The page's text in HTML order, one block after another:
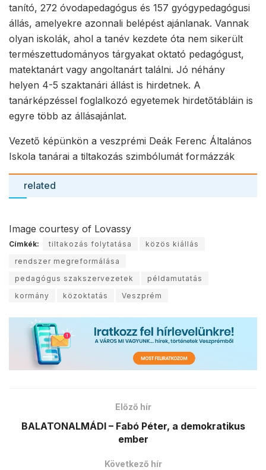
tanító, 272 óvodapedagógus és 157 gyógypedagógusi
állás, amelyekre azonnali belépést ajánlanak. Vannak
olyan iskolák, ahol a tanév kezdete óta nem sikerült
természettudományos tárgyakat oktató pedagógust,
matektanárt vagy angoltanárt találni. Jó néhány
helyen 4-5 szaktanári állást is hirdetnek. A
tanárképzéssel foglalkozó egyetemek hirdetőtábláin is
egyre több az állásajánlat.
Vezető képünkön a veszprémi Deák Ferenc Általános
Iskola tanárai a tiltakozás szimbólumát formázzák
related
Image courtesy of Lovassy
Címkék: tiltakozás folytatása
közös kiállás
rendszer megreformálása
pedagógus szakszervezetek
példamutatás
kormány
közoktatás Veszprém
Előző hír
BALATONALMÁDI – Fabó Péter, a demokratikus
ember
Következő hír